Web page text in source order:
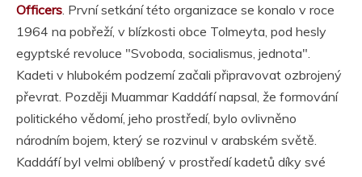
Officers. První setkání této organizace se konalo v roce
1964 na pobřeží, v blízkosti obce Tolmeyta, pod hesly
egyptské revoluce "Svoboda, socialismus, jednota".
Kadeti v hlubokém podzemí začali připravovat ozbrojený
převrat. Později Muammar Kaddáfí napsal, že formování
politického vědomí, jeho prostředí, bylo ovlivněno
národním bojem, který se rozvinul v arabském světě.
Kaddáfí byl velmi oblíbený v prostředí kadetů díky své